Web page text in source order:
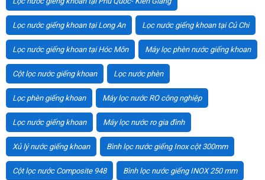
Lọc nước giếng khoan tại Long An Lọc nước giếng khoan tại Củ Chi
Lọc nước giếng khoan tại Hóc Môn Máy lọc phèn nước giếng khoan
Cột lọc nước giếng khoan Lọc nước phèn
Lọc phèn giếng khoan Máy lọc nước RO công nghiệp
Lọc nước giếng khoan Máy lọc nước ro gia đình
Xủ lý nước giếng khoan Bình lọc nước giếng Inox cột 300mm
Cột lọc nước Composite 948 Bình lọc nước giếng INOX 250 mm